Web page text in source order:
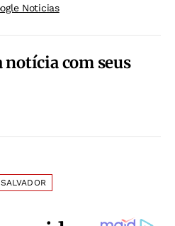
Noticias
notícia com seus
SALVADOR